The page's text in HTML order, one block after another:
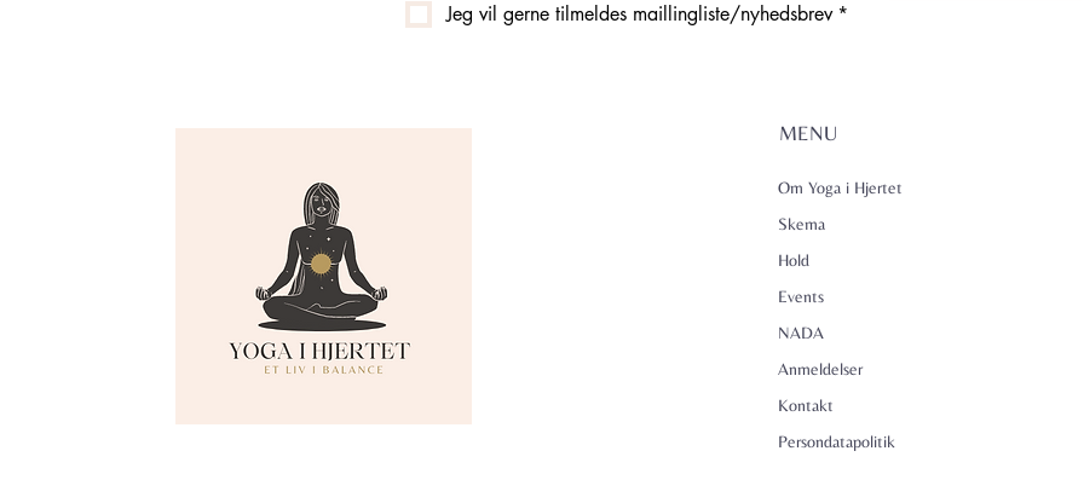
Jeg vil gerne tilmeldes maillingliste/nyhedsbrev *
MENU
Om Yoga i Hjertet
Skema
Hold
Events
NADA
Anmeldelser
Kontakt
Persondatapolitik